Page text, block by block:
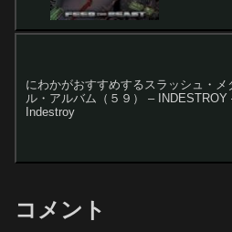
にわかがおすすめするスラッシュ・メ
ル・アルバム（５９） – INDESTROY
Indestroy
コメント